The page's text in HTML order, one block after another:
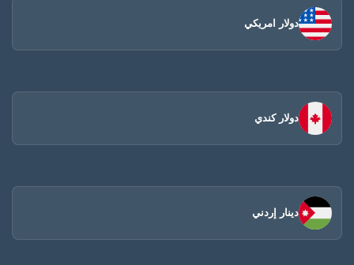
دولار امريكي
دولار كندي
دينار إردني